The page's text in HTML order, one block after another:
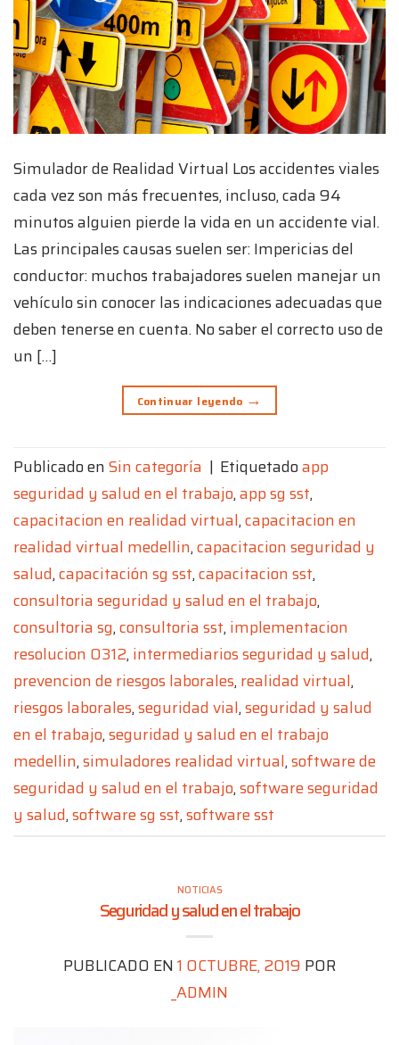
Simulador de Realidad Virtual Los accidentes viales
cada vez son más frecuentes, incluso, cada 94
minutos alguien pierde la vida en un accidente vial.
Las principales causas suelen ser: Impericias del
conductor: muchos trabajadores suelen manejar un
vehículo sin conocer las indicaciones adecuadas que
deben tenerse en cuenta. No saber el correcto uso de
un […]
Continuar leyendo →
Publicado enSin categoría | Etiquetadoapp
seguridad y salud en el trabajo,app sg sst,
capacitacion en realidad virtual,capacitacion en
realidad virtual medellin,capacitacion seguridad y
salud,capacitación sg sst,capacitacion sst,
consultoria seguridad y salud en el trabajo,
consultoria sg,consultoria sst,implementacion
resolucion 0312,intermediarios seguridad y salud,
prevencion de riesgos laborales,realidad virtual,
riesgos laborales,seguridad vial,seguridad y salud
en el trabajo,seguridad y salud en el trabajo
medellin,simuladores realidad virtual,software de
seguridad y salud en el trabajo,software seguridad
y salud,software sg sst,software sst
NOTICIAS
Seguridad y salud en el trabajo
PUBLICADO EN1 OCTUBRE, 2019 POR
_ADMIN